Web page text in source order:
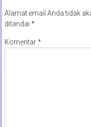
Alamat email Anda tidak
ditandai *
Komentar*